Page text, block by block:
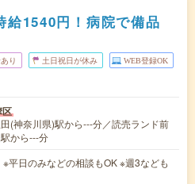
給1540円！病院で備品
り 土日祝日が休み WEB登録OK
区
(神奈川県)駅から---分／読売ランド前
から---分
平日のみなどの相談もOK ※週3なども